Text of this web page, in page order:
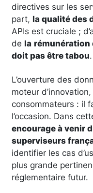
directives sur les
part, la qualité des
APIs est cruciale ;
de la rémunération
doit pas être tabou.
L’ouverture des
moteur
consommateurs : il
l’occasion. Dans
encourage à venir
superviseurs
identifier les cas
plus grande
réglementaire futur.